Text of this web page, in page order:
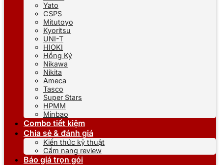
Yato
CSPS
Mitutoyo
Kyoritsu
UNI-T
HIOKI
Hồng Ký
Nikawa
Nikita
Ameca
Tasco
Super Stars
HPMM
Minbao
Combo tiết kiệm
Chia sẻ & đánh giá
Kiến thức kỹ thuật
Cẩm nang review
Báo giá trọn gói